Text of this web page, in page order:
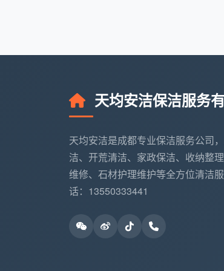
地板，写进合同。
区翻新的顽固漆点怎么处理、精
全看运气。成都天均安洁保洁全部
这四条，是你在武侯区找开
天均安洁保洁服务
天均安洁是成都专业保洁服务公司
洁、开荒清洁、家政保洁、收纳整
维修、石材护理维护等全方位清洁
话：13550333441